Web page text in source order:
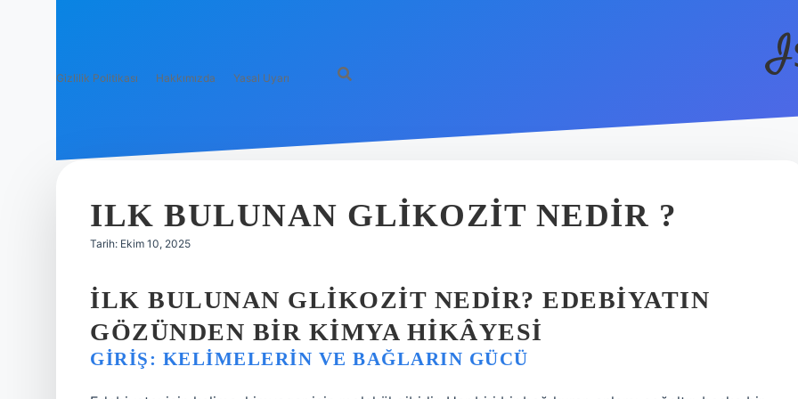
Gizlilik Politikası Hakkımızda Yasal Uyarı
ILK BULUNAN GLIKOZIT NEDIR ?
Tarih: Ekim 10, 2025
İLK BULUNAN GLIKOZIT NEDIR? EDEBIYATIN
GÖZÜNDEN BIR KIMYA HIKÂYESI
GIRIŞ: KELIMELERIN VE BAĞLARIN GÜCÜ